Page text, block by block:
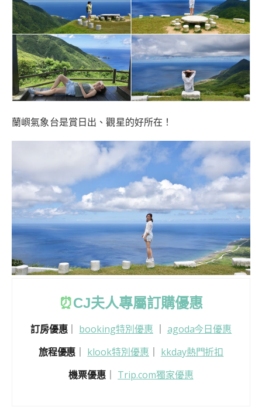
蘭嶼氣象台是賞日出、觀星的好所在！
⏰CJ夫人專屬訂購優惠
訂房優惠｜ booking特別優惠
agoda今日優惠
旅程優惠
klook特別優惠
kkday熱門折扣
機票優惠 ｜ Trip.com獨家優惠